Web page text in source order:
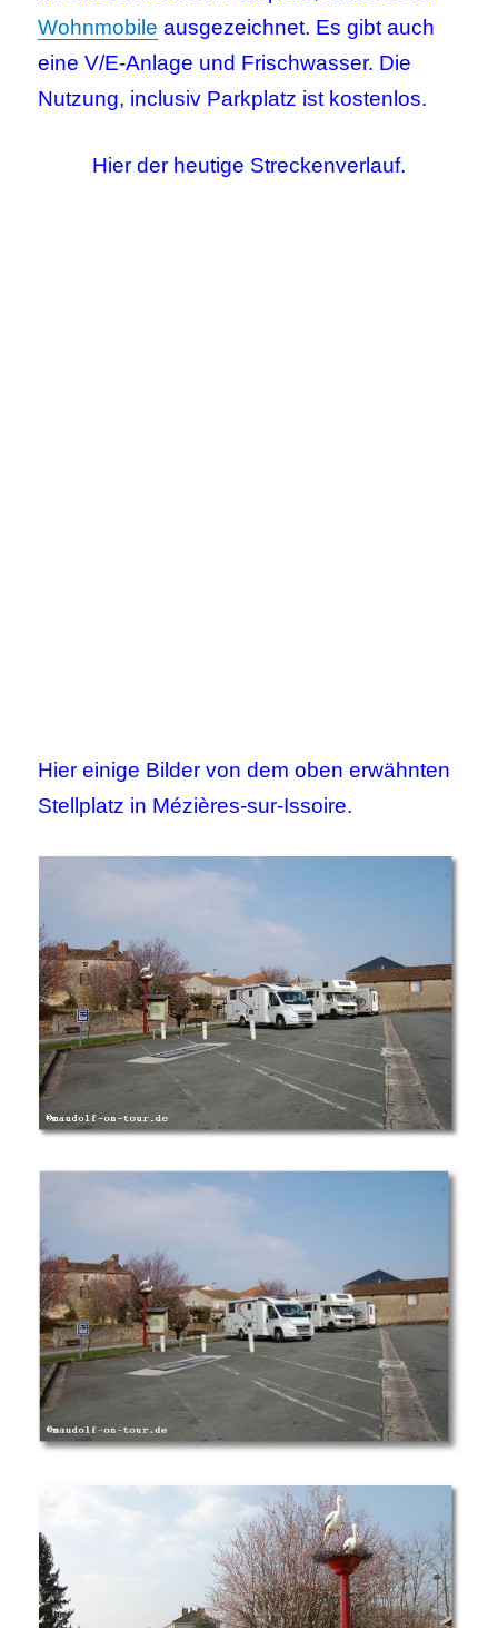
Wohnmobile ausgezeichnet. Es gibt auch
eine V/E-Anlage und Frischwasser. Die
Nutzung, inclusiv Parkplatz ist kostenlos.
Hier der heutige Streckenverlauf.
Hier einige Bilder von dem oben erwähnten
Stellplatz in Mézières-sur-Issoire.